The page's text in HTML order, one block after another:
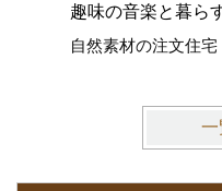
趣味の音楽と暮ら
自然素材の注文住宅
一